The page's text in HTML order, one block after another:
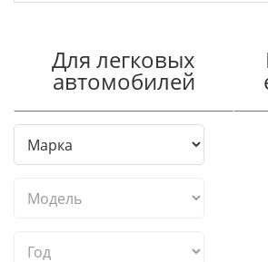
Для легковых
автомобилей